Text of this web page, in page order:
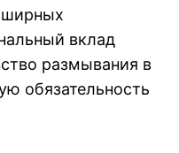
вклад
размывания в
обязательность